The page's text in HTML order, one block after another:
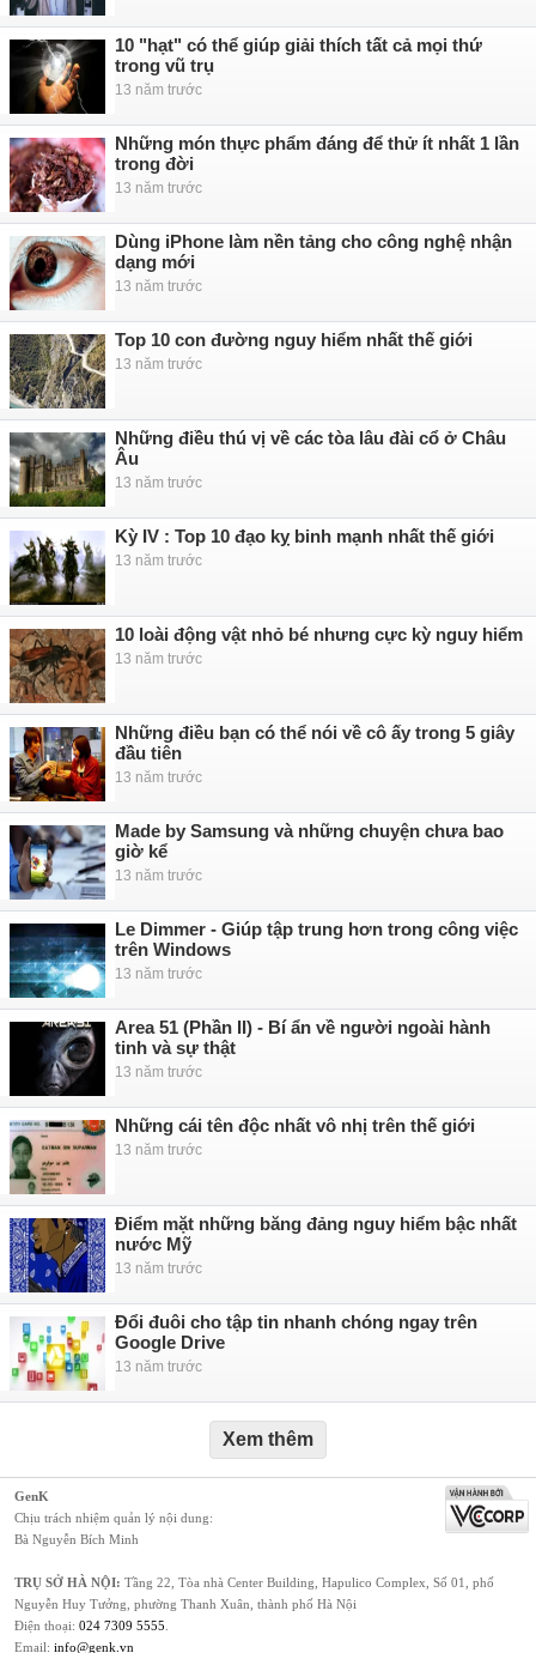
10 "hạt" có thể giúp giải thích tất cả mọi thứ
trong vũ trụ
13 năm trước
Những món thực phẩm đáng để thử ít nhất 1 lần
trong đời
13 năm trước
Dùng iPhone làm nền tảng cho công nghệ nhận
dạng mới
13 năm trước
Top 10 con đường nguy hiểm nhất thế giới
13 năm trước
Những điều thú vị về các tòa lâu đài cổ ở Châu
Âu
13 năm trước
Kỳ IV : Top 10 đạo kỵ binh mạnh nhất thế giới
13 năm trước
10 loài động vật nhỏ bé nhưng cực kỳ nguy hiểm
13 năm trước
Những điều bạn có thể nói về cô ấy trong 5 giây
đầu tiên
13 năm trước
Made by Samsung và những chuyện chưa bao
giờ kể
13 năm trước
Le Dimmer - Giúp tập trung hơn trong công việc
trên Windows
13 năm trước
Area 51 (Phần II) - Bí ẩn về người ngoài hành
tinh và sự thật
13 năm trước
Những cái tên độc nhất vô nhị trên thế giới
13 năm trước
Điểm mặt những băng đảng nguy hiểm bậc nhất
nước Mỹ
13 năm trước
Đổi đuôi cho tập tin nhanh chóng ngay trên
Google Drive
13 năm trước
Xem thêm
GenK
Chịu trách nhiệm quản lý nội dung:
Bà Nguyễn Bích Minh
TRỤ SỞ HÀ NỘI: Tầng 22, Tòa nhà Center Building, Hapulico Complex, Số 01, phố
Nguyễn Huy Tưởng, phường Thanh Xuân, thành phố Hà Nội
Điện thoại: 024 7309 5555
Email: info@genk.vn